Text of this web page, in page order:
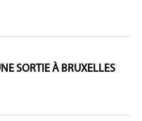
SORTIE À BRUXELLES